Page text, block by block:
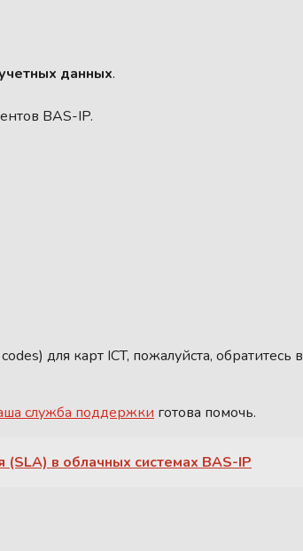
данных.
BAS-IP.
для карт ICT, пожалуйста, обратитесь в
служба поддержки готова помочь.
в облачных системах BAS-IP